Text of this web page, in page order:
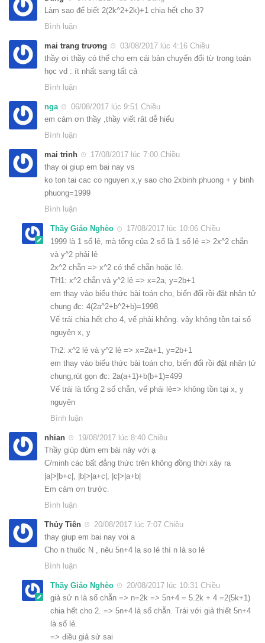
Làm sao để biết 2(2k^2+2k)+1 chia hết cho 3?
Bình luận
mai trang trương
03/08/2017 lúc 4:16 Chiều
thầy ơi thầy có thể cho em cái bản chuyển đổi từ trong toán
học vd : ít nhất sang tất cả
Bình luận
nga
06/08/2017 lúc 9:51 Chiều
em cảm ơn thầy ,thầy viết rât dễ hiểu
Bình luận
mai trinh
17/08/2017 lúc 7:00 Chiều
thay oi giup em bai nay vs
ko ton tai cac co nguyen x,y sao cho 2xbinh phuong + y binh
phuong=1999
Bình luận
Thầy Giáo Nghèo
17/08/2017 lúc 10:06 Chiều
1999 là 1 số lẻ, mà tổng của 2 số là 1 số lẻ => 2x^2 chắn
và y^2 phải lẻ
2x^2 chẵn => x^2 có thể chẵn hoặc lẻ.
TH1: x^2 chẵn và y^2 lẻ => x=2a, y=2b+1
em thay vào biểu thức bài toán cho, biến đổi rồi đặt nhân tử
chung đc: 4(2a^2+b^2+b)=1998
Vế trái chia hết cho 4, vế phải không. vậy không tồn tại số
nguyên x, y
Th2: x^2 lẻ và y^2 lẻ => x=2a+1, y=2b+1
em thay vào biểu thức bài toán cho, biến đổi rồi đặt nhân tử
chung,rút gọn đc: 2a(a+1)+b(b+1)=499
Vế trái là tổng 2 số chẵn, vế phải lẻ=> không tồn tại x, y
nguyên
Bình luận
nhian
19/08/2017 lúc 8:40 Chiều
Thầy giúp dùm em bài này với ạ
C/minh các bất đẳng thức trên không đồng thời xảy ra
|a|>|b+c|, |b|>|a+c|, |c|>|a+b|
Em cảm ơn trước.
Bình luận
Thủy Tiên
20/08/2017 lúc 7:07 Chiều
thay giup em bai nay voi a
Cho n thuôc N , nêu 5n+4 la so lẻ thì n là so lẻ
Bình luận
Thầy Giáo Nghèo
20/08/2017 lúc 10:31 Chiều
giả sử n là số chẵn => n=2k => 5n+4 = 5.2k + 4 =2(5k+1)
chia hết cho 2. => 5n+4 là số chẵn. Trái với giả thiết 5n+4
là số lẻ.
=> điều giả sử sai